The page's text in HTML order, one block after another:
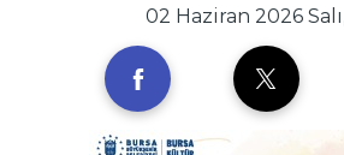
02 Haziran 2026 Salı,